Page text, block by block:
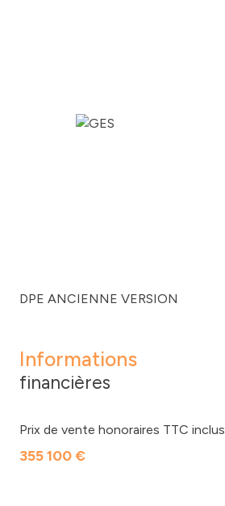
DPE ANCIENNE VERSION
Informations
financières
Prix de vente honoraires TTC inclus
355 100 €